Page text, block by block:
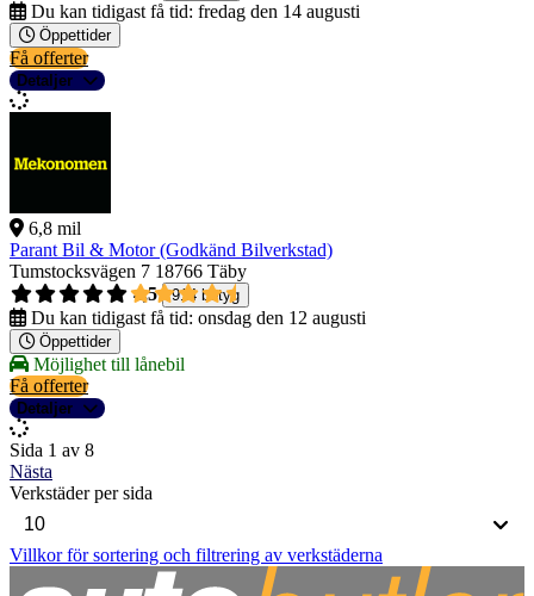
Du kan tidigast få tid: fredag den 14 augusti
Öppettider
Få offerter
Detaljer
6,8 mil
Parant Bil & Motor (Godkänd Bilverkstad)
Tumstocksvägen 7 18766 Täby
4,5
914 betyg
Du kan tidigast få tid: onsdag den 12 augusti
Öppettider
Möjlighet till lånebil
Få offerter
Detaljer
Sida 1 av 8
Nästa
Verkstäder per sida
Villkor för sortering och filtrering av verkstäderna